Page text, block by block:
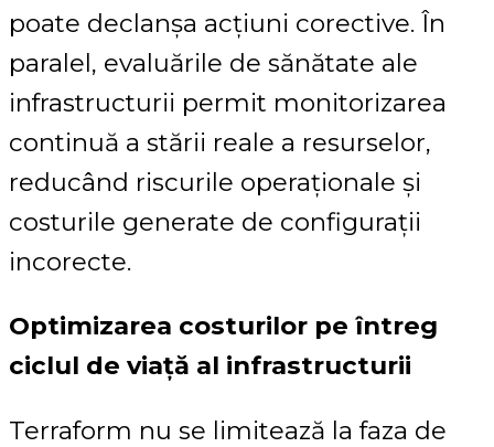
poate declanșa acțiuni corective. În
paralel, evaluările de sănătate ale
infrastructurii permit monitorizarea
continuă a stării reale a resurselor,
reducând riscurile operaționale și
costurile generate de configurații
incorecte.
Optimizarea costurilor pe întreg
ciclul de viață al infrastructurii
Terraform nu se limitează la faza de